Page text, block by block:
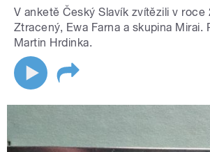
V anketě Český Slavík zvítězili v roce
Ztracený, Ewa Farna a skupina Mirai.
Martin Hrdinka.